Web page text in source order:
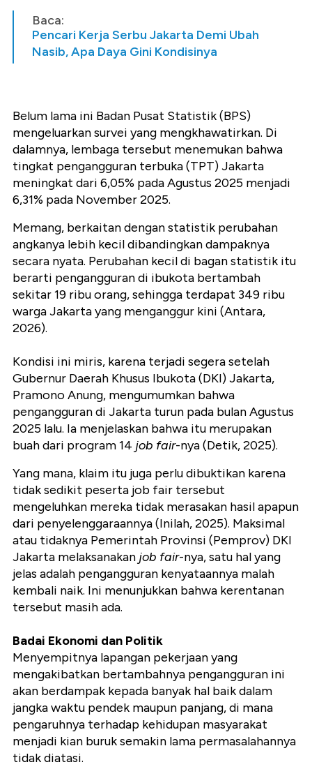
Baca:
Pencari Kerja Serbu Jakarta Demi Ubah
Nasib, Apa Daya Gini Kondisinya
Belum lama ini Badan Pusat Statistik (BPS)
mengeluarkan survei yang mengkhawatirkan. Di
dalamnya, lembaga tersebut menemukan bahwa
tingkat pengangguran terbuka (TPT) Jakarta
meningkat dari 6,05% pada Agustus 2025 menjadi
6,31% pada November 2025.
Memang, berkaitan dengan statistik perubahan
angkanya lebih kecil dibandingkan dampaknya
secara nyata. Perubahan kecil di bagan statistik itu
berarti pengangguran di ibukota bertambah
sekitar 19 ribu orang, sehingga terdapat 349 ribu
warga Jakarta yang menganggur kini (Antara,
2026).
Kondisi ini miris, karena terjadi segera setelah
Gubernur Daerah Khusus Ibukota (DKI) Jakarta,
Pramono Anung, mengumumkan bahwa
pengangguran di Jakarta turun pada bulan Agustus
2025 lalu. Ia menjelaskan bahwa itu merupakan
buah dari program 14 job fair-nya (Detik, 2025).
Yang mana, klaim itu juga perlu dibuktikan karena
tidak sedikit peserta job fair tersebut
mengeluhkan mereka tidak merasakan hasil apapun
dari penyelenggaraannya (Inilah, 2025). Maksimal
atau tidaknya Pemerintah Provinsi (Pemprov) DKI
Jakarta melaksanakan job fair-nya, satu hal yang
jelas adalah pengangguran kenyataannya malah
kembali naik. Ini menunjukkan bahwa kerentanan
tersebut masih ada.
Badai Ekonomi dan Politik
Menyempitnya lapangan pekerjaan yang
mengakibatkan bertambahnya pengangguran ini
akan berdampak kepada banyak hal baik dalam
jangka waktu pendek maupun panjang, di mana
pengaruhnya terhadap kehidupan masyarakat
menjadi kian buruk semakin lama permasalahannya
tidak diatasi.